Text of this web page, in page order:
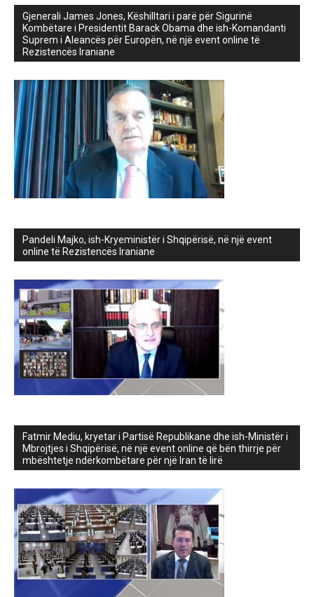
Gjenerali James Jones, Këshilltari i parë për Sigurinë
Kombëtare i Presidentit Barack Obama dhe ish-Komandanti
Suprem i Aleancës për Europën, në një event online të
Rezistencës Iraniane
Pandeli Majko, ish-Kryeministër i Shqipërisë, në një event
online të Rezistencës Iraniane
Fatmir Mediu, kryetar i Partisë Republikane dhe ish-Ministër i
Mbrojtjes i Shqipërisë, në një event online që bën thirrje për
mbështetje ndërkombëtare për një Iran të lirë